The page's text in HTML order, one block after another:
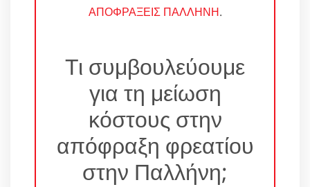
ΑΠΟΦΡΑΞΕΙΣ ΠΑΛΛΗΝΗ.
Τι συμβουλεύουμε
για τη μείωση
κόστους στην
απόφραξη φρεατίου
στην Παλλήνη;